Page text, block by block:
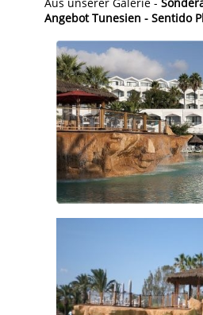
Angebot Tunesien - Sentido